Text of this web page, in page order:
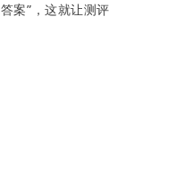
案”，这就让测评